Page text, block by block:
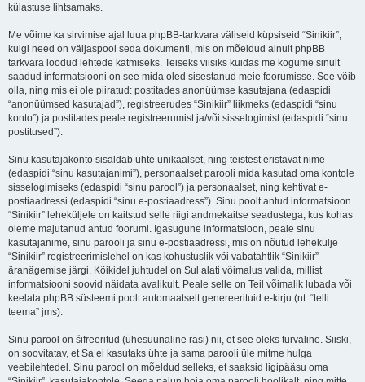
külastuse lihtsamaks.
Me võime ka sirvimise ajal luua phpBB-tarkvara väliseid küpsiseid “Sinikiir”,
kuigi need on väljaspool seda dokumenti, mis on mõeldud ainult phpBB
tarkvara loodud lehtede katmiseks. Teiseks viisiks kuidas me kogume sinult
saadud informatsiooni on see mida oled sisestanud meie foorumisse. See võib
olla, ning mis ei ole piiratud: postitades anonüümse kasutajana (edaspidi
“anonüümsed kasutajad”), registreerudes “Sinikiir” liikmeks (edaspidi “sinu
konto”) ja postitades peale registreerumist ja/või sisselogimist (edaspidi “sinu
postitused”).
Sinu kasutajakonto sisaldab ühte unikaalset, ning teistest eristavat nime
(edaspidi “sinu kasutajanimi”), personaalset parooli mida kasutad oma kontole
sisselogimiseks (edaspidi “sinu parool”) ja personaalset, ning kehtivat e-
postiaadressi (edaspidi “sinu e-postiaadress”). Sinu poolt antud informatsioon
“Sinikiir” leheküljele on kaitstud selle riigi andmekaitse seadustega, kus kohas
oleme majutanud antud foorumi. Igasugune informatsioon, peale sinu
kasutajanime, sinu parooli ja sinu e-postiaadressi, mis on nõutud lehekülje
“Sinikiir” registreerimislehel on kas kohustuslik või vabatahtlik “Sinikiir”
äranägemise järgi. Kõikidel juhtudel on Sul alati võimalus valida, millist
informatsiooni soovid näidata avalikult. Peale selle on Teil võimalik lubada või
keelata phpBB süsteemi poolt automaatselt genereerituid e-kirju (nt. “telli
teema” jms).
Sinu parool on šifreeritud (ühesuunaline räsi) nii, et see oleks turvaline. Siiski,
on soovitatav, et Sa ei kasutaks ühte ja sama parooli üle mitme hulga
veebilehtedel. Sinu parool on mõeldud selleks, et saaksid ligipääsu oma